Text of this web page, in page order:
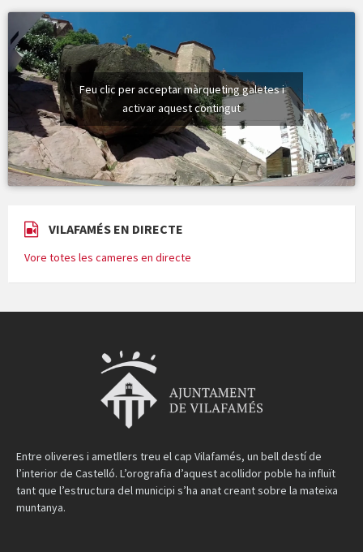
Feu clic per acceptar màrqueting galetes i
activar aquest contingut
VILAFAMÉS EN DIRECTE
Vore totes les cameres en directe
Entre oliveres i ametllers treu el cap Vilafamés, un bell destí de
l’interior de Castelló. L’orografia d’aquest acollidor poble ha influït
tant que l’estructura del municipi s’ha anat creant sobre la mateixa
muntanya.